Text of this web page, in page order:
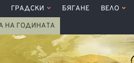
ГРАДСКИ БЯГАНЕ ВЕЛО
НА ГОДИНАТА